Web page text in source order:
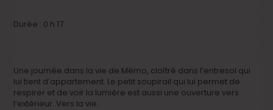
Durée : 0 h 17
Une journée dans la vie de Mémo, cloîtré dans l’entresol qui
lui tient d’appartement. Le petit soupirail qui lui permet de
respirer et de voir la lumière est aussi une ouverture vers
l’extérieur. Vers la vie.